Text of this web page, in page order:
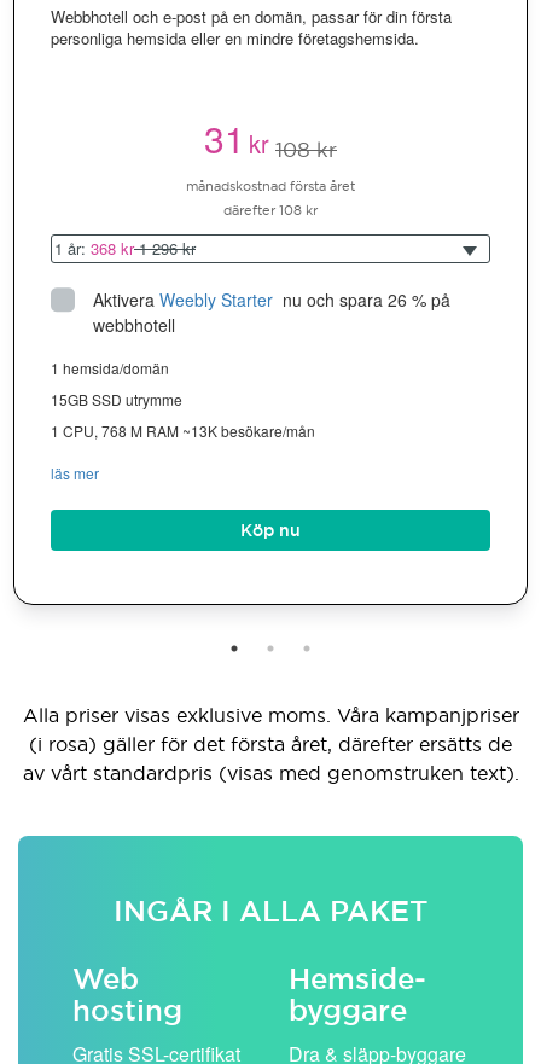
Webbhotell och e-post på en domän, passar för din första
personliga hemsida eller en mindre företagshemsida.
31kr 108 kr
månadskostnad första året
därefter 108 kr
1 år: 368 kr1 296 kr
Aktivera Weebly Starter nu och spara 26 % på
webbhotell
1 hemsida/domän
15GB SSD utrymme
1 CPU, 768 M RAM ~13K besökare/mån
läs mer
Köp nu
Alla priser visas exklusive moms. Våra kampanjpriser
(i rosa) gäller för det första året, därefter ersätts de
av vårt standardpris (visas med genomstruken text).
INGÅR I ALLA PAKET
Web
hosting
Gratis SSL-certifikat
Hemside­
byggare
Dra & släpp-byggare